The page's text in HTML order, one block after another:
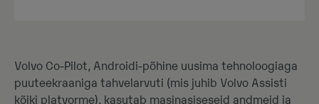
Volvo Co-Pilot, Androidi-põhine uusima tehnoloogiaga
puuteekraaniga tahvelarvuti (mis juhib Volvo Assisti
kõiki platvorme), kasutab masinasiseseid andmeid ja